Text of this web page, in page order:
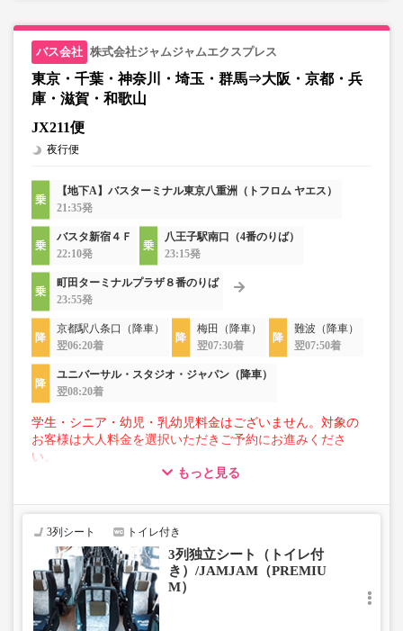
株式会社ジャムジャムエクスプレス
東京・千葉・神奈川・埼玉・群馬⇒大阪・京都・兵
庫・滋賀・和歌山
JX211便
夜行便
【地下A】バスターミナル東京八重洲（トフロム ヤエス）
21:35発
バスタ新宿４Ｆ
22:10発
八王子駅南口（4番のりば）
23:15発
町田ターミナルプラザ８番のりば
23:55発
京都駅八条口（降車）
翌06:20着
梅田（降車）
翌07:30着
難波（降車）
翌07:50着
ユニバーサル・スタジオ・ジャパン（降車）
翌08:20着
学生・シニア・幼児・乳幼児料金はございません。対象の
お客様は大人料金を選択いただきご予約にお進みくださ
い。
■トランクにてお預かりできる荷物
・3辺合計160cm以内、かつ10kg以下のものをおひとり様1
■お預かりできない荷物（貴重品以外は車内持ち込みも不
可）
楽器・自転車（折りたたみ含む）・ボード等の大きな荷
物、壊れ物、危険物、貴重品、ペット、
上記「トランクにてお預かりできる荷物」の条件を満たさ
もっと見る
3列シート トイレ付き
3列独立シート（トイレ付
き）/JAMJAM（PREMIU
M）